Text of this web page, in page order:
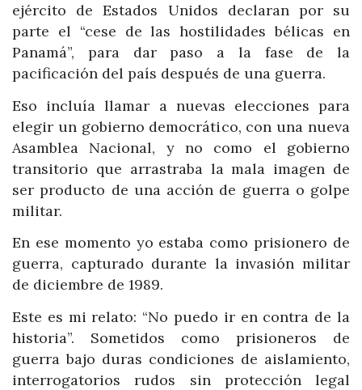
ejército de Estados Unidos declaran por su
parte el “cese de las hostilidades bélicas en
Panamá”, para dar paso a la fase de la
pacificación del país después de una guerra.
Eso incluía llamar a nuevas elecciones para
elegir un gobierno democrático, con una nueva
Asamblea Nacional, y no como el gobierno
transitorio que arrastraba la mala imagen de
ser producto de una acción de guerra o golpe
militar.
En ese momento yo estaba como prisionero de
guerra, capturado durante la invasión militar
de diciembre de 1989.
Este es mi relato: “No puedo ir en contra de la
historia”. Sometidos como prisioneros de
guerra bajo duras condiciones de aislamiento,
interrogatorios rudos sin protección legal